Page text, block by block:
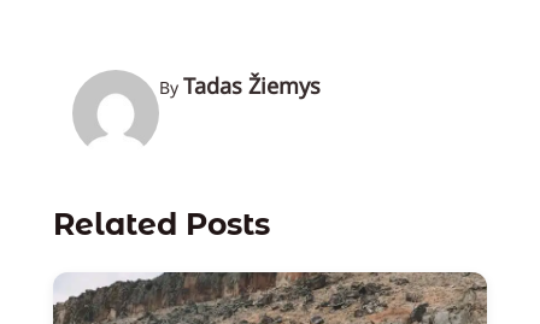
By Tadas Žiemys
Related Posts